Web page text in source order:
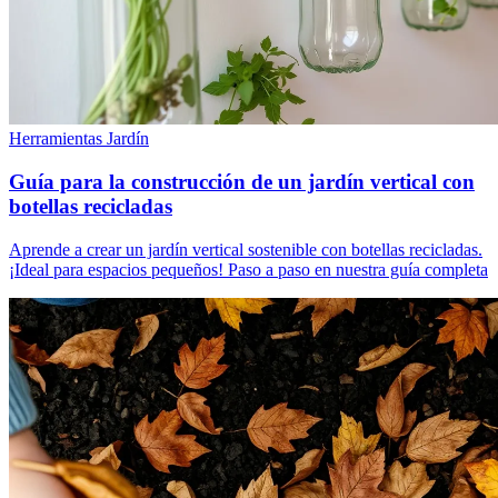
Herramientas Jardín
Guía para la construcción de un jardín vertical con
botellas recicladas
Aprende a crear un jardín vertical sostenible con botellas recicladas.
¡Ideal para espacios pequeños! Paso a paso en nuestra guía completa